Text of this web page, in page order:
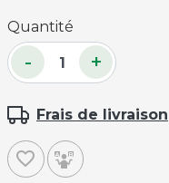
Quantité
- +
Frais de livraison
favorite_border